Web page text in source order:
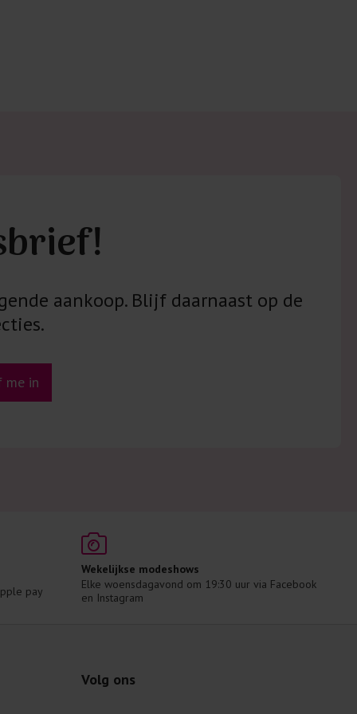
aankoop. Blijf daarnaast op de
me in
pay
Wekelijkse modeshows
Elke woensdagavond om 19:30 uur via Facebook
en Instagram
Volg ons